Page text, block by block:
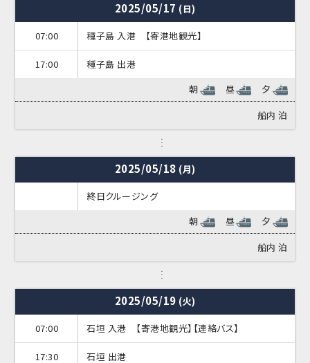
2025/05/17 (日)
07:00 種子島 入港 【寄港地観光】
17:00
種子島 出港
朝
昼
夕
船内 泊
2025/05/18 (月)
終日クルージング
朝
昼
夕
船内 泊
2025/05/19 (火)
07:00 石垣 入港 【寄港地観光】【連絡バス】
17:30 石垣 出港